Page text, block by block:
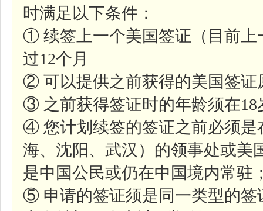
时满足以下条件：
① 续签上一个美国签证（目前上
过12个月
② 可以提供之前获得的美国签证
③ 之前获得签证时的年龄须在18
④ 您计划续签的签证之前必须是
海、沈阳、武汉）的领事处或美
是中国公民或仍在中国境内常驻
⑤ 申请的签证须是同一类型的签